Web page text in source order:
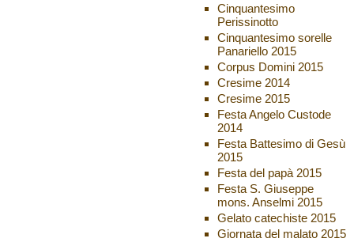
Cinquantesimo
Perissinotto
Cinquantesimo sorelle
Panariello 2015
Corpus Domini 2015
Cresime 2014
Cresime 2015
Festa Angelo Custode
2014
Festa Battesimo di Gesù
2015
Festa del papà 2015
Festa S. Giuseppe
mons. Anselmi 2015
Gelato catechiste 2015
Giornata del malato 2015